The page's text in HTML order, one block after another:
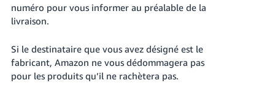
numéro pour vous informer au préalable de la
livraison.
Si le destinataire que vous avez désigné est le
fabricant, Amazon ne vous dédommagera pas
pour les produits qu’il ne rachètera pas.